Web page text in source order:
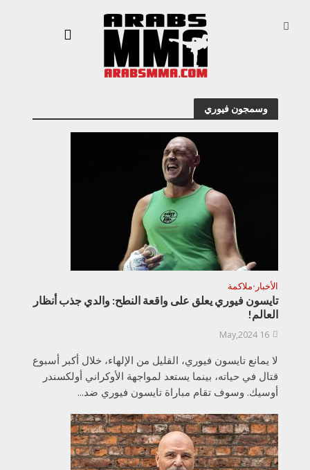
وسمجون فيوري
الأخبار •ملاكمة
تايسون فيوري يعلق على واقعة النطح: والدي جذب أنظار
العالم!
16 May,2024
لا يمانع تايسون فيوري، القليل من الإلهاء، خلال أكبر أسبوع
قتال في حياته، بينما يستعد لمواجهة الأوكراني أولكسندر
أوسيك. وسوف تقام مباراة تايسون فيوري ضد...